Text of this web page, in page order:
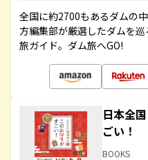
全国に約2700もあるダムの
方編集部が厳選したダムを
旅ガイド。ダム旅へGO!
日本全
ごい！
BOOKS